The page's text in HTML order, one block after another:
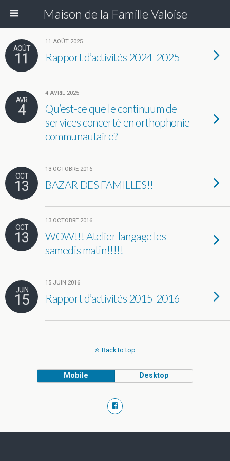
Maison de la Famille Valoise
AOÛT
11
11 AOÛT 2025
Rapport d’activités 2024-2025
AVR
4
4 AVRIL 2025
Qu’est-ce que le continuum de
services concerté en orthophonie
communautaire?
OCT
13
13 OCTOBRE 2016
BAZAR DES FAMILLES!!
OCT
13
13 OCTOBRE 2016
WOW!!! Atelier langage les
samedis matin!!!!!
JUIN
15
15 JUIN 2016
Rapport d’activités 2015-2016
Back to top
Mobile Desktop